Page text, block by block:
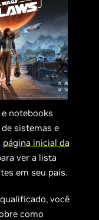
notebooks
sistemas e
página inicial da
ver a lista
em seu país.
você
como